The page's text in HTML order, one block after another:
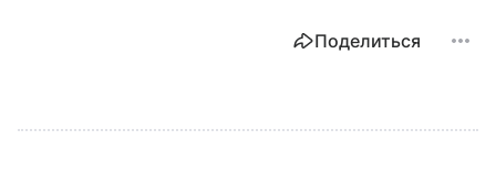
Поделиться